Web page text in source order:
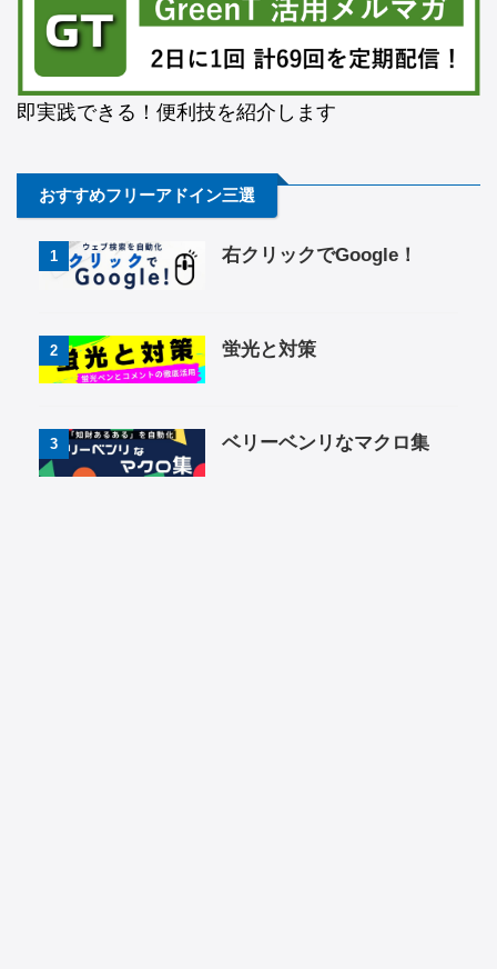
即実践できる！便利技を紹介します
おすすめフリーアドイン三選
1 右クリックでGoogle！
2 蛍光と対策
3 ベリーベンリなマクロ集